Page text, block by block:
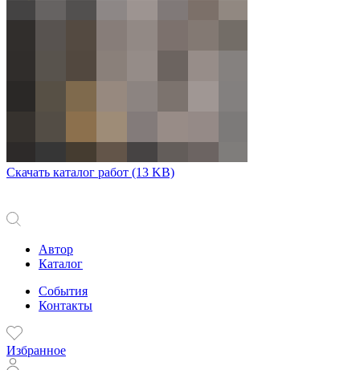
Скачать каталог работ (13 KB)
Автор
Каталог
События
Контакты
Избранное